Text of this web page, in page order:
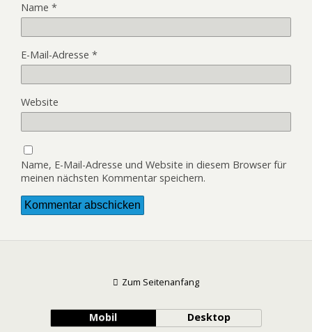
Name *
E-Mail-Adresse *
Website
Name, E-Mail-Adresse und Website in diesem Browser für
meinen nächsten Kommentar speichern.
Zum Seitenanfang
Mobil Desktop